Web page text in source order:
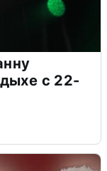
с 22-